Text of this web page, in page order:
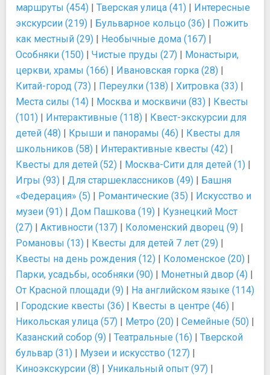
маршруты (454) | Тверская улица (41) | Интересные
экскурсии (219) | Бульварное кольцо (36) | Пожить
как местный (29) | Необычные дома (167) |
Особняки (150) | Чистые пруды (27) | Монастыри,
церкви, храмы (166) | Ивановская горка (28) |
Китай-город (73) | Переулки (138) | Хитровка (33) |
Места силы (14) | Москва и москвичи (83) | Квесты
(101) | Интерактивные (118) | Квест-экскурсии для
детей (48) | Крыши и панорамы (46) | Квесты для
школьников (58) | Интерактивные квесты (42) |
Квесты для детей (52) | Москва-Сити для детей (1) |
Игры (93) | Для старшеклассников (49) | Башня
«Федерация» (5) | Романтические (35) | Искусство и
музеи (91) | Дом Пашкова (19) | Кузнецкий Мост
(27) | Активности (137) | Коломенский дворец (9) |
Романовы (13) | Квесты для детей 7 лет (29) |
Квесты на день рождения (12) | Коломенское (20) |
Парки, усадьбы, особняки (90) | Монетный двор (4) |
От Красной площади (9) | На английском языке (114)
| Городские квесты (36) | Квесты в центре (46) |
Никольская улица (57) | Метро (20) | Семейные (50) |
Казанский собор (9) | Театральные (16) | Тверской
бульвар (31) | Музеи и искусство (127) |
Киноэкскурсии (8) | Уникальный опыт (97) |